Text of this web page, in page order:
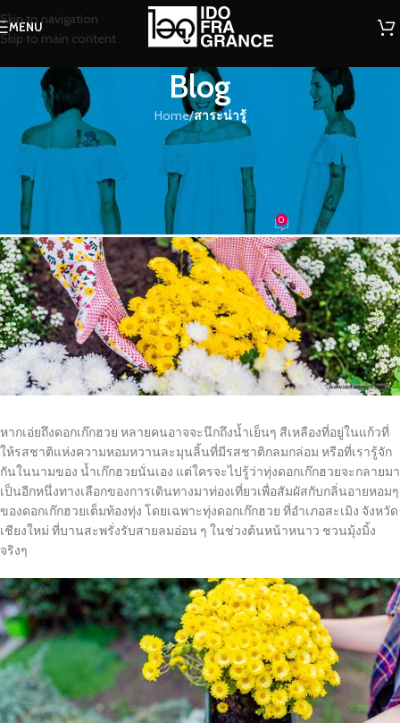
Skip to navigation
Skip to main content
MENU
Blog
Home/สาระน่ารู้
สาระน่ารู้
หอมกลิ่นอายทุ่งดอกเก๊กฮวยบาน
สะพรั่ง
น้องน้ำหอม On 22/03/2018 0
หากเอ่ยถึงดอกเก๊กฮวย หลายคนอาจจะนึกถึงน้ำเย็นๆ สีเหลืองที่อยู่ในแก้วที่
ให้รสชาติแห่งความหอมหวานละมุนลิ้นที่มีรสชาติกลมกล่อม หรือที่เรารู้จัก
กันในนามของ น้ำเก๊กฮวยนั่นเอง แต่ใครจะไปรู้ว่าทุ่งดอกเก๊กฮวยจะกลายมา
เป็นอีกหนึ่งทางเลือกของการเดินทางมาท่องเที่ยวเพื่อสัมผัสกับกลิ่นอายหอมๆ
ของดอกเก๊กฮวยเต็มท้องทุ่ง โดยเฉพาะทุ่งดอกเก๊กฮวย ที่อำเภอสะเมิง จังหวัด
เชียงใหม่ ที่บานสะพรั่งรับสายลมอ่อน ๆ ในช่วงต้นหน้าหนาว ชวนมุ้งมิ้ง
จริงๆ